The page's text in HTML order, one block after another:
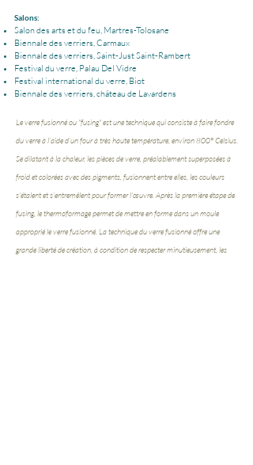
Salons:
Salon des arts et du feu, Martres-Tolosane
Biennale des verriers, Carmaux
Biennale des verriers, Saint-Just Saint-Rambert
Festival du verre, Palau Del Vidre
Festival international du verre, Biot
Biennale des verriers, château de Lavardens
Le verre fusionné ou "fusing" est une technique qui consiste à faire fondre
du verre à l’aide d’un four à très haute température, environ 800° Celsius.
Se dilatant à la chaleur, les pièces de verre, préalablement superposées à
froid et colorées avec des pigments, fusionnent entre elles, les couleurs
s'étalent et s’entremêlent pour former l’œuvre. Après la première étape de
fusing, le thermoformage permet de mettre en forme dans un moule
approprié le verre fusionné. La technique du verre fusionné offre une
grande liberté de création, à condition de respecter minutieusement, les